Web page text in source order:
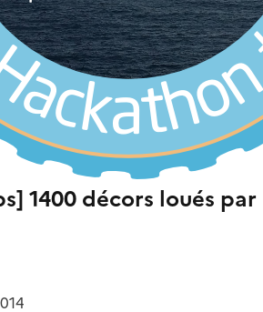
1400 décors loués par